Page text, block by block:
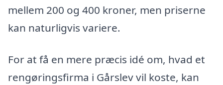
mellem 200 og 400 kroner, men priserne
kan naturligvis variere.
For at få en mere præcis idé om, hvad et
rengøringsfirma i Gårslev vil koste, kan